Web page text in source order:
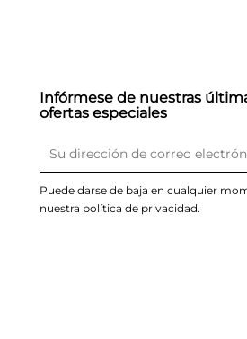
Infórmese de nuestras
ofertas especiales
Puede darse de baja en cualquier
nuestra política de privacidad.